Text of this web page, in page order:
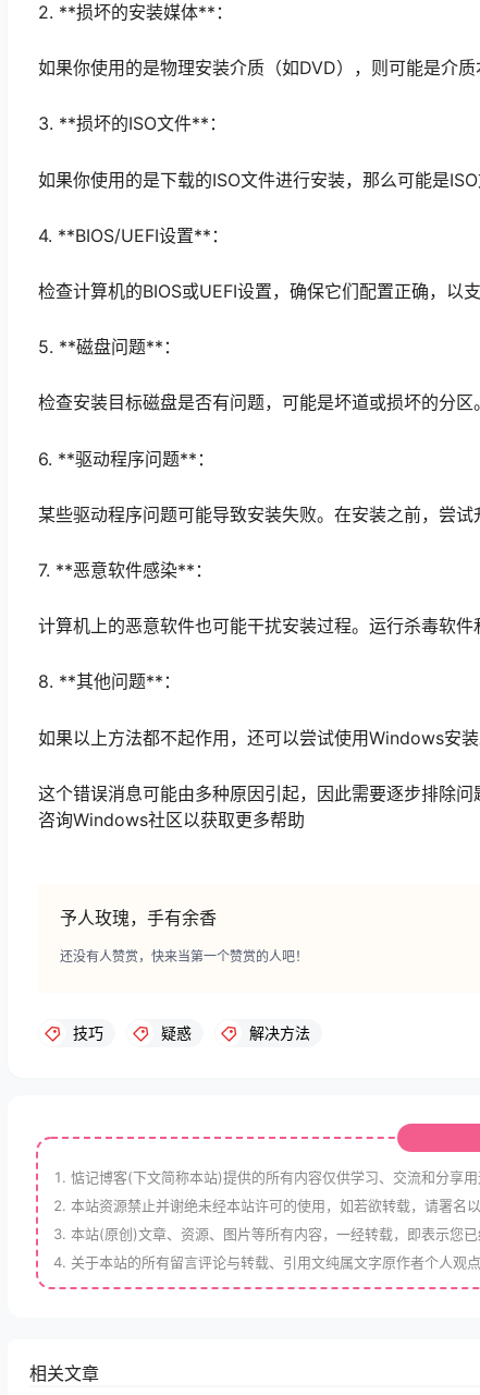
2. **损坏的安装媒体**：
如果你使用的是物理安装介质（如DVD），则可能是介
3. **损坏的ISO文件**：
如果你使用的是下载的ISO文件进行安装，那么可能是
4. **BIOS/UEFI设置**：
检查计算机的BIOS或UEFI设置，确保它们配置正确，以
5. **磁盘问题**：
检查安装目标磁盘是否有问题，可能是坏道或损坏的分
6. **驱动程序问题**：
某些驱动程序问题可能导致安装失败。在安装之前，尝
7. **恶意软件感染**：
计算机上的恶意软件也可能干扰安装过程。运行杀毒软件
8. **其他问题**：
如果以上方法都不起作用，还可以尝试使用Windows安
这个错误消息可能由多种原因引起，因此需要逐步排除
咨询Windows社区以获取更多帮助
予人玫瑰，手有余香
还没有人赞赏，快来当第一个赞赏的人吧！
技巧 疑惑 解决方法
惦记博客(下文简称本站)提供的所有内容仅供学习、交流和分享用
本站资源禁止并谢绝未经本站许可的使用，如若欲转载，请署名
本站(原创)文章、资源、图片等所有内容，一经转载，即表示您
关于本站的所有留言评论与转载、引用文纯属文字原作者个人观
相关文章